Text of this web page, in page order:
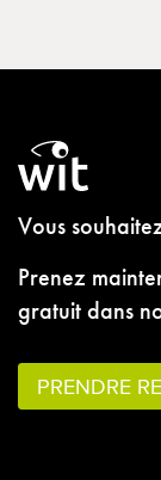
Vous
Prenez
gratuit dans
PRENDRE